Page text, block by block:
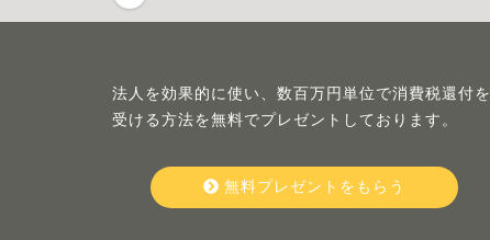
法人を効果的に使い、数百万円単位で消費税還付を
受ける方法を無料でプレゼントしております。
無料プレゼントをもらう